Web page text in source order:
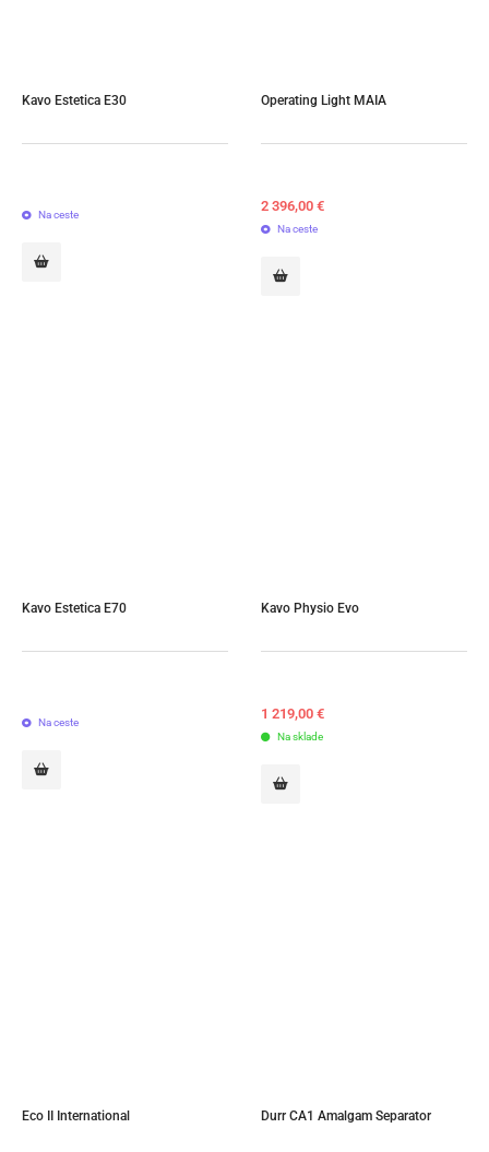
Kavo Estetica E30
Na ceste
Operating Light MAIA
2 396,00 €
Na ceste
Kavo Estetica E70
Na ceste
Kavo Physio Evo
1 219,00 €
Na sklade
Eco II International Durr CA1 Amalgam Separator